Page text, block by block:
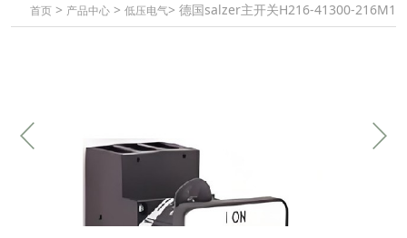
首页 > 产品中心 > 低压电气> 德国salzer主开关H216-41300-216M1